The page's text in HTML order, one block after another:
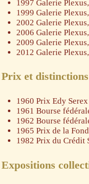
1997 Galerie
1999 Galerie
2002 Galerie
2006 Galerie
2009 Galerie
2012 Galerie
Prix et distinctions
1960 Prix Edy Serex
1961 Bourse
1962 Bourse
1965 Prix de la
1982 Prix du Crédit
Expositions